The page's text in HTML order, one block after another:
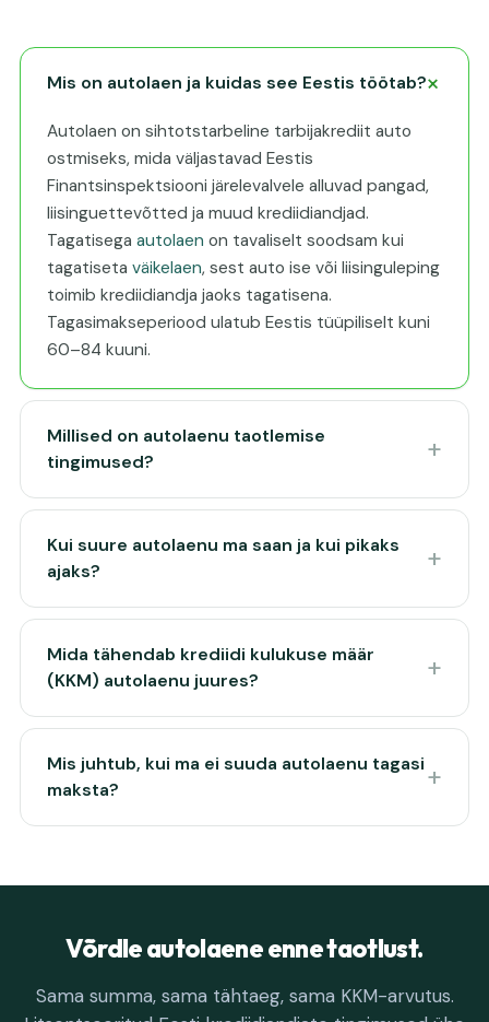
Mis on autolaen ja kuidas see Eestis töötab?
Autolaen on sihtotstarbeline tarbijakrediit auto
ostmiseks, mida väljastavad Eestis
Finantsinspektsiooni järelevalvele alluvad pangad,
liisinguettevõtted ja muud krediidiandjad.
Tagatisega autolaen on tavaliselt soodsam kui
tagatiseta väikelaen, sest auto ise või liisinguleping
toimib krediidiandja jaoks tagatisena.
Tagasimakseperiood ulatub Eestis tüüpiliselt kuni
60–84 kuuni.
Millised on autolaenu taotlemise
tingimused?
Kui suure autolaenu ma saan ja kui pikaks
ajaks?
Mida tähendab krediidi kulukuse määr
(KKM) autolaenu juures?
Mis juhtub, kui ma ei suuda autolaenu tagasi
maksta?
Võrdle autolaene enne taotlust.
Sama summa, sama tähtaeg, sama KKM-arvutus.